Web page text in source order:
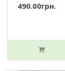
490.00грн.